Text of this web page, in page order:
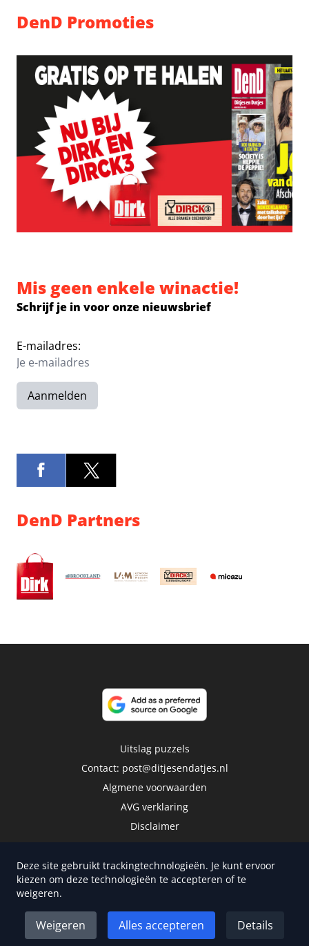
DenD Promoties
Mis geen enkele winactie!
Schrijf je in voor onze nieuwsbrief
E-mailadres:
Aanmelden
DenD Partners
Uitslag puzzels
Contact: post@ditjesendatjes.nl
Algmene voorwaarden
AVG verklaring
Disclaimer
Deze site gebruikt trackingtechnologieën. Je kunt ervoor
kiezen om deze technologieën te accepteren of te
weigeren.
Weigeren Alles accepteren Details